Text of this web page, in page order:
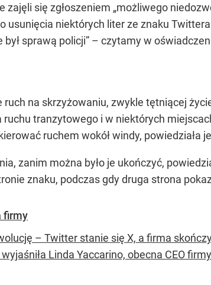
się zgłoszeniem „możliwego
niektórych liter ze znaku
sprawą policji” – czytamy w
na skrzyżowaniu, zwykle tętniącej
tranzytowego i w niektórych
ruchem wokół windy, powiedziała
zanim można było je ukończyć,
znaku, podczas gdy druga strona
firmy
– Twitter stanie się X, a firma
Linda Yaccarino, obecna CEO